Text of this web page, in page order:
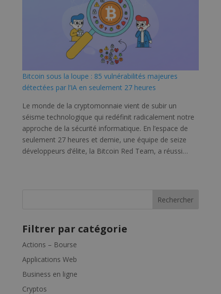
Bitcoin sous la loupe : 85 vulnérabilités majeures
détectées par l’IA en seulement 27 heures
Le monde de la cryptomonnaie vient de subir un
séisme technologique qui redéfinit radicalement notre
approche de la sécurité informatique. En l’espace de
seulement 27 heures et demie, une équipe de seize
développeurs d’élite, la Bitcoin Red Team, a réussi…
Rechercher
Filtrer par catégorie
Actions – Bourse
Applications Web
Business en ligne
Cryptos